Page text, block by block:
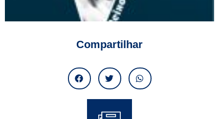
Compartilhar